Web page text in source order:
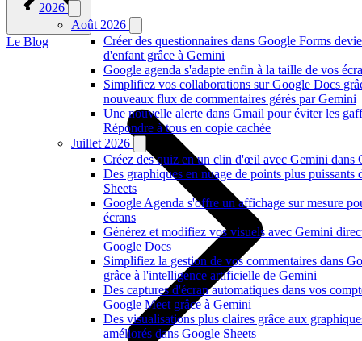
2026
Août 2026
Créer des questionnaires dans Google Forms
d'enfant grâce à Gemini
Google agenda s'adapte enfin à la taille de vos
Simplifiez vos collaborations sur Google Docs
nouveaux flux de commentaires gérés par Gemini
Une nouvelle alerte dans Gmail pour éviter les
Répondre à tous en copie cachée
Juillet 2026
Créez des quiz en un clin d'œil avec Gemini dans
Des graphiques en nuage de points plus puissants
Sheets
Google Agenda s'offre un affichage sur mesure
écrans
Générez et modifiez vos visuels avec Gemini
Google Docs
Simplifiez la gestion de vos commentaires dans
grâce à l'intelligence artificielle de Gemini
Des captures d'écran automatiques dans vos
Google Meet grâce à Gemini
Des visualisations plus claires grâce aux
améliorés dans Google Sheets
Le Blog